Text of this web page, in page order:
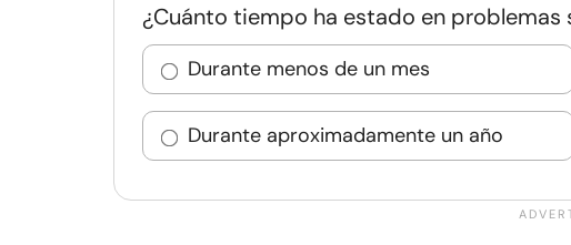
¿Cuánto tiempo ha estado en problemas
Durante menos de un mes
Durante aproximadamente un año